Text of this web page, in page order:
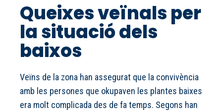
Queixes veïnals per
la situació dels
baixos
Veïns de la zona han assegurat que la convivència
amb les persones que okupaven les plantes baixes
era molt complicada des de fa temps. Segons han